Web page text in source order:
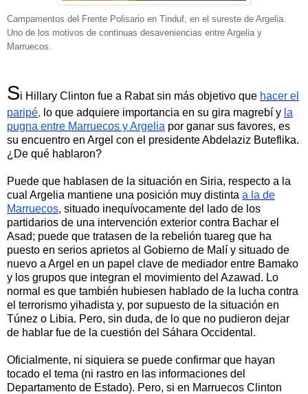
Campamentos del Frente Polisario en Tinduf, en el sureste de Argelia.
Uno de los motivos de continuas desaveniencias entre Argelia y
Marruecos.
Si Hillary Clinton fue a Rabat sin más objetivo que hacer el
paripé, lo que adquiere importancia en su gira magrebí y la
pugna entre Marruecos y Argelia por ganar sus favores, es
su encuentro en Argel con el presidente Abdelaziz Buteflika.
¿De qué hablaron?
Puede que hablasen de la situación en Siria, respecto a la
cual Argelia mantiene una posición muy distinta a la de
Marruecos, situado inequívocamente del lado de los
partidarios de una intervención exterior contra Bachar el
Asad; puede que tratasen de la rebelión tuareg que ha
puesto en serios aprietos al Gobierno de Malí y situado de
nuevo a Argel en un papel clave de mediador entre Bamako
y los grupos que integran el movimiento del Azawad. Lo
normal es que también hubiesen hablado de la lucha contra
el terrorismo yihadista y, por supuesto de la situación en
Túnez o Libia. Pero, sin duda, de lo que no pudieron dejar
de hablar fue de la cuestión del Sáhara Occidental.
Oficialmente, ni siquiera se puede confirmar que hayan
tocado el tema (ni rastro en las informaciones del
Departamento de Estado). Pero, si en Marruecos Clinton